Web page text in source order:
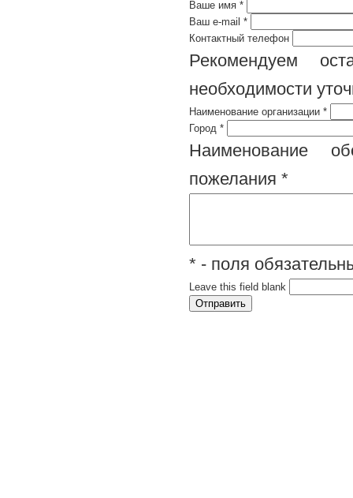
Ваше имя *
Ваш e-mail *
Контактный телефон
Рекомендуем
необходимости
Наименование организации *
Город *
Наименование
пожелания *
* - поля
Leave this field blank